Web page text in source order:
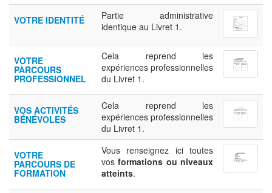
VOTRE IDENTITÉ
Partie administrative
identique au Livret 1.
VOTRE
PARCOURS
PROFESSIONNEL
Cela reprend les
expériences professionnelles
du Livret 1.
VOS ACTIVITÉS
BÉNÉVOLES
Cela reprend les
expériences professionnelles
du Livret 1.
VOTRE
PARCOURS DE
FORMATION
Vous renseignez ici toutes
vos formations ou niveaux
atteints.